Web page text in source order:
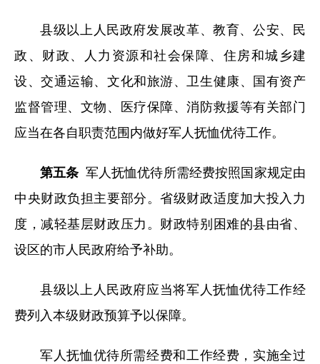
县级以上人民政府发展改革、教育、公安、民
政、财政、人力资源和社会保障、住房和城乡建
设、交通运输、文化和旅游、卫生健康、国有资产
监督管理、文物、医疗保障、消防救援等有关部门
应当在各自职责范围内做好军人抚恤优待工作。
第五条 军人抚恤优待所需经费按照国家规定由
中央财政负担主要部分。省级财政适度加大投入力
度，减轻基层财政压力。财政特别困难的县由省、
设区的市人民政府给予补助。
县级以上人民政府应当将军人抚恤优待工作经
费列入本级财政预算予以保障。
军人抚恤优待所需经费和工作经费，实施全过